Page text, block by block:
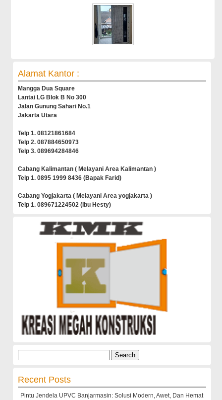
Alamat Kantor :
Mangga Dua Square
Lantai LG Blok B No 300
Jalan Gunung Sahari No.1
Jakarta Utara
Telp 1. 08121861684
Telp 2. 087884650973
Telp 3. 089694284846
Cabang Kalimantan ( Melayani Area Kalimantan )
Telp 1. 0895 1999 8436 (Bapak Farid)
Cabang Yogjakarta ( Melayani Area yogjakarta )
Telp 1. 089671224502 (Ibu Hesty)
for:
Recent Posts
Pintu Jendela UPVC Banjarmasin: Solusi Modern, Awet, Dan Hemat